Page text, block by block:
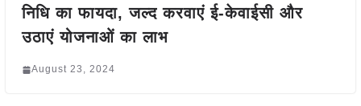
निधि का फायदा, जल्द करवाएं ई-केवाईसी और
उठाएं योजनाओं का लाभ
August 23, 2024